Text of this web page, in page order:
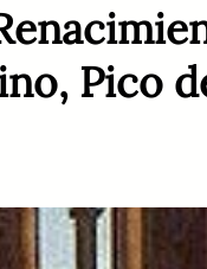
Pico